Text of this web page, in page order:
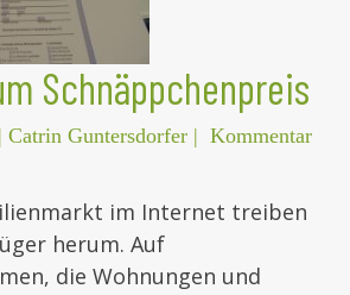
Schnäppchenpreis
| Catrin Guntersdorfer | Kommentar
im Internet treiben
herum. Auf
die Wohnungen und